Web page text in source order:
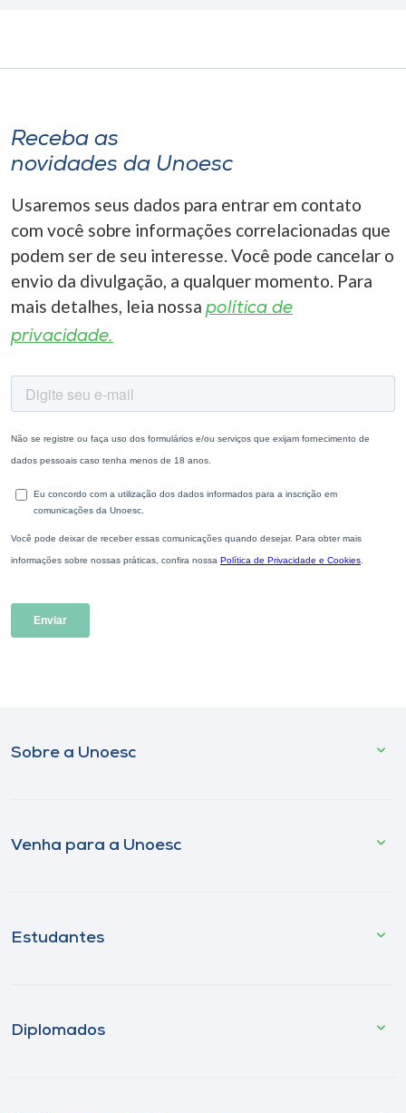
Receba as
novidades da Unoesc
Usaremos seus dados para entrar em contato
com você sobre informações correlacionadas que
podem ser de seu interesse. Você pode cancelar o
envio da divulgação, a qualquer momento. Para
mais detalhes, leia nossa política de
privacidade.
Sobre a Unoesc
Venha para a Unoesc
Estudantes
Diplomados